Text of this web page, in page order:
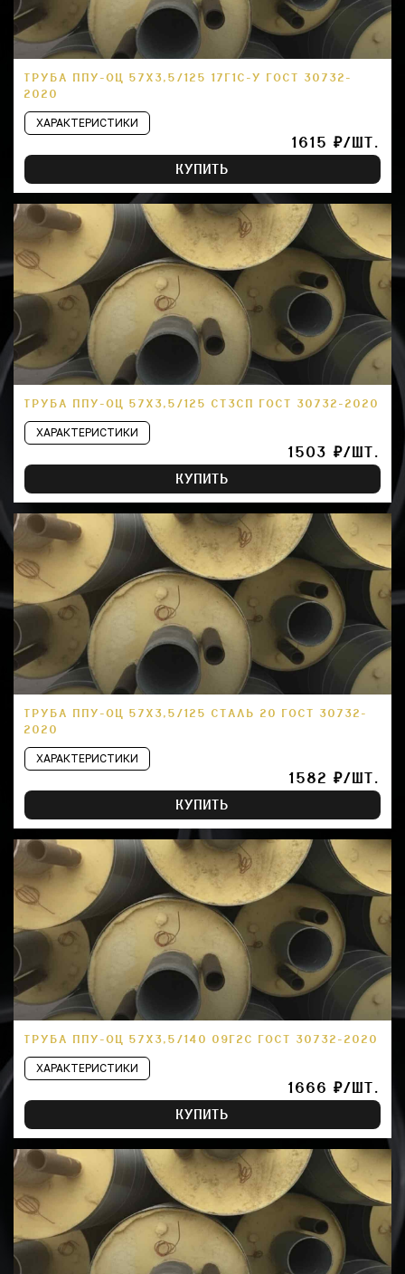
ТРУБА ППУ-ОЦ 57Х3,5/125 17Г1С-У ГОСТ 30732-
2020
ХАРАКТЕРИСТИКИ
1615 ₽/ШТ.
КУПИТЬ
ТРУБА ППУ-ОЦ 57Х3,5/125 СТ3СП ГОСТ 30732-2020
ХАРАКТЕРИСТИКИ
1503 ₽/ШТ.
КУПИТЬ
ТРУБА ППУ-ОЦ 57Х3,5/125 СТАЛЬ 20 ГОСТ 30732-
2020
ХАРАКТЕРИСТИКИ
1582 ₽/ШТ.
КУПИТЬ
ТРУБА ППУ-ОЦ 57Х3,5/140 09Г2С ГОСТ 30732-2020
ХАРАКТЕРИСТИКИ
1666 ₽/ШТ.
КУПИТЬ